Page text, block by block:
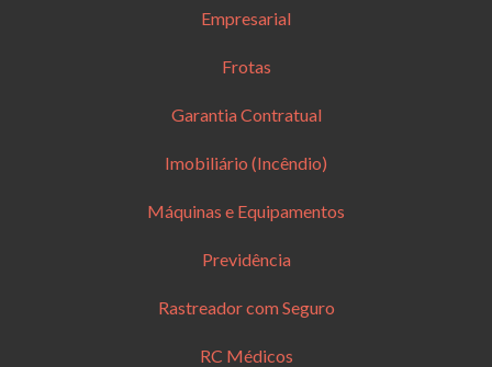
Empresarial
Frotas
Garantia Contratual
Imobiliário (Incêndio)
Máquinas e Equipamentos
Previdência
Rastreador com Seguro
RC Médicos